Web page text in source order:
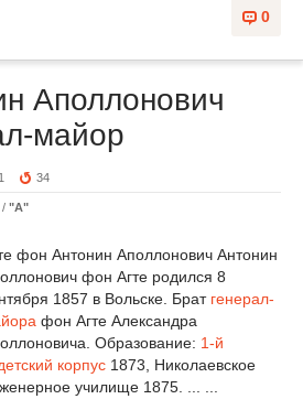
0
Аполлонович
майор
34
/ "А"
фон Антонин Аполлонович Антонин
фон Агте родился 8
1857 в Вольске. Брат генерал-
фон Агте Александра
Образование: 1-й
корпус 1873, Николаевское
училище 1875. ... ...